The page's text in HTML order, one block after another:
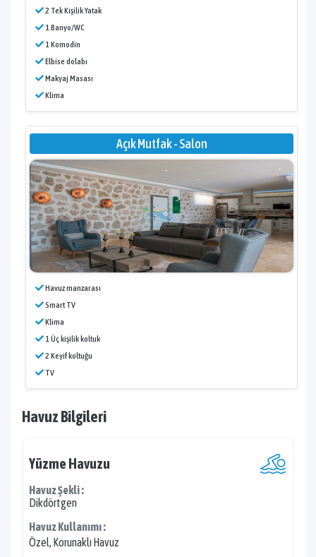
2 Tek Kişilik Yatak
1 Banyo/WC
1 Komodin
Elbise dolabı
Makyaj Masası
Klima
Açık Mutfak - Salon
Havuz manzarası
Smart TV
Klima
1 Üç kişilik koltuk
2 Keyif koltuğu
TV
Havuz Bilgileri
Yüzme Havuzu
Havuz Şekli :
Dikdörtgen
Havuz Kullanımı :
Özel, Korunaklı Havuz